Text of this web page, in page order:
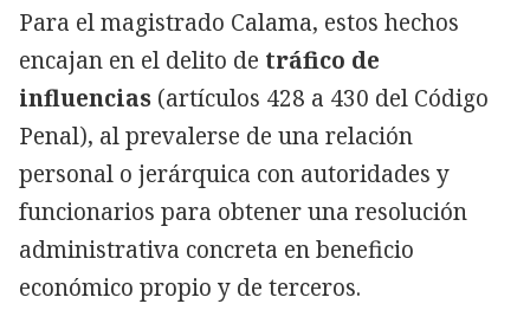
Para el magistrado Calama, estos hechos
encajan en el delito de tráfico de
influencias (artículos 428 a 430 del Código
Penal), al prevalerse de una relación
personal o jerárquica con autoridades y
funcionarios para obtener una resolución
administrativa concreta en beneficio
económico propio y de terceros.